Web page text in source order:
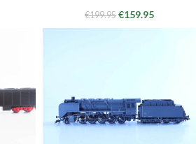
€199.95 €159.95